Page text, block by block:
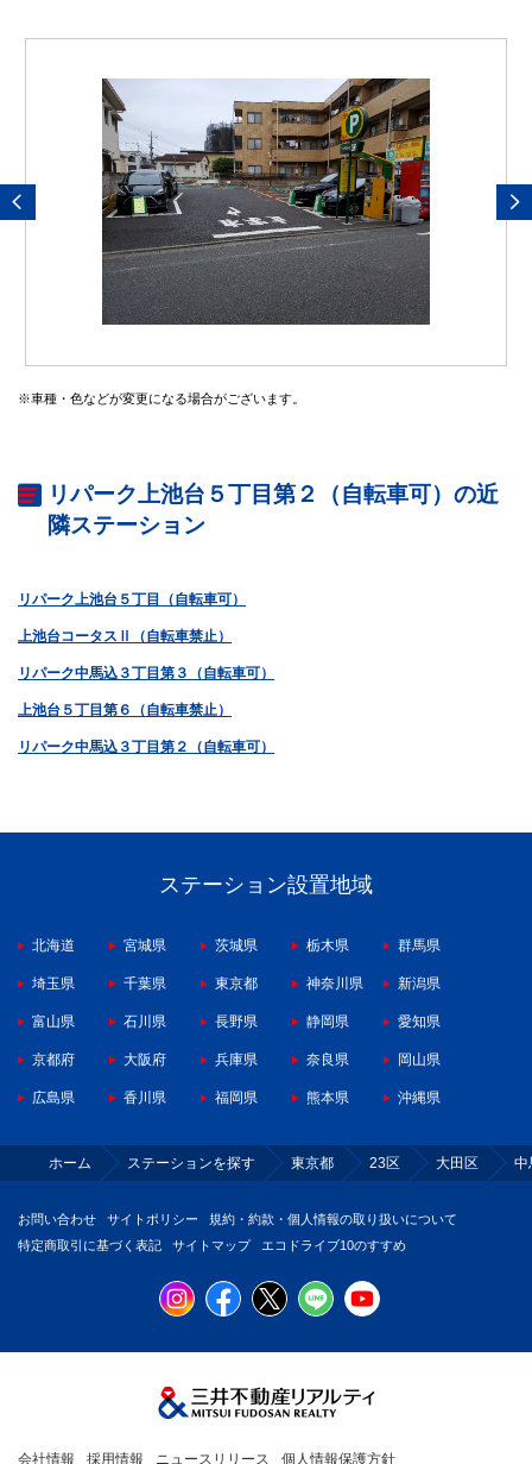
※車種・色などが変更になる場合がございます。
リパーク上池台５丁目第２（自転車可）の近
隣ステーション
リパーク上池台５丁目（自転車可）
上池台コータスⅡ（自転車禁止）
リパーク中馬込３丁目第３（自転車可）
上池台５丁目第６（自転車禁止）
リパーク中馬込３丁目第２（自転車可）
ステーション設置地域
北海道 宮城県 茨城県 栃木県 群馬県
埼玉県 千葉県 東京都 神奈川県 新潟県
富山県 石川県 長野県 静岡県 愛知県
京都府 大阪府 兵庫県 奈良県 岡山県
広島県 香川県 福岡県 熊本県 沖縄県
ホーム ステーションを探す 東京都 23区 大田区 中
お問い合わせ サイトポリシー
規約・約款・個人情報の取り扱いについて
特定商取引に基づく表記
サイトマップ エコドライブ10のすすめ
会社情報 採用情報 ニュースリリース 個人情報保護方針